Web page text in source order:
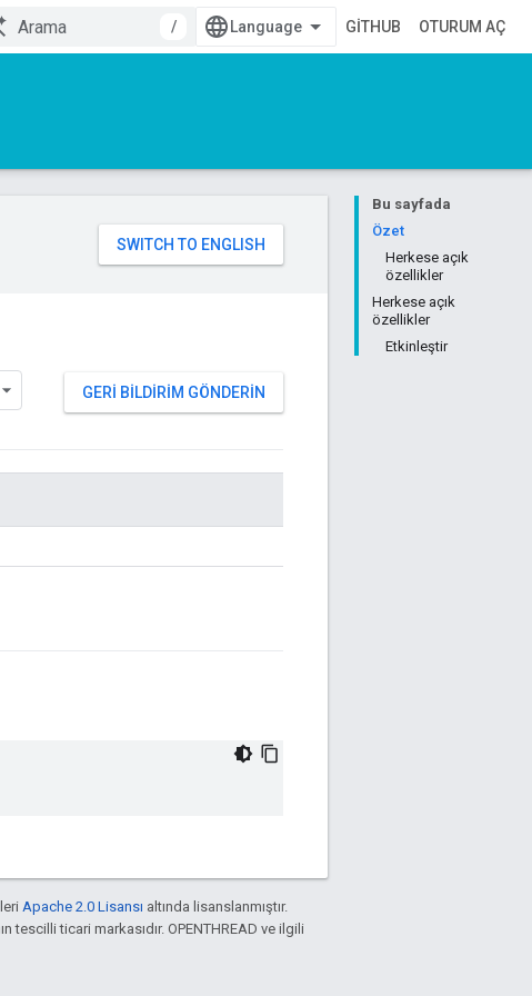
/
GITHUB OTURUM AÇ
Bu sayfada
Özet
Herkese açık
özellikler
Herkese açık
özellikler
Etkinleştir
GERI BILDIRIM GÖNDERIN
Apache 2.0 Lisansı altında lisanslanmıştır.
tescilli ticari markasıdır. OPENTHREAD ve ilgili